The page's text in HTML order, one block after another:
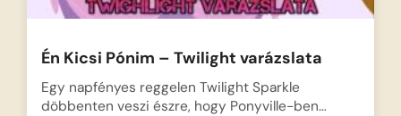
Én Kicsi Pónim – Twilight varázslata
Egy napfényes reggelen Twilight Sparkle
döbbenten veszi észre, hogy Ponyville-ben…